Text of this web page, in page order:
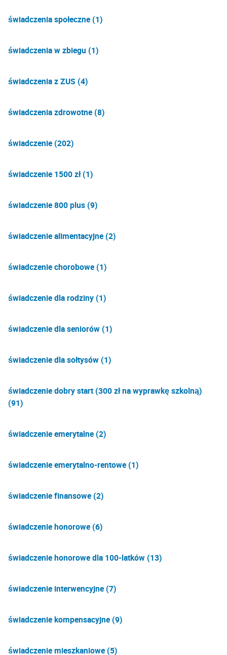
świadczenia społeczne (1)
świadczenia w zbiegu (1)
świadczenia z ZUS (4)
świadczenia zdrowotne (8)
świadczenie (202)
świadczenie 1500 zł (1)
świadczenie 800 plus (9)
świadczenie alimentacyjne (2)
świadczenie chorobowe (1)
świadczenie dla rodziny (1)
świadczenie dla seniorów (1)
świadczenie dla sołtysów (1)
świadczenie dobry start (300 zł na wyprawkę szkolną)
(91)
świadczenie emerytalne (2)
świadczenie emerytalno-rentowe (1)
świadczenie finansowe (2)
świadczenie honorowe (6)
świadczenie honorowe dla 100-latków (13)
świadczenie interwencyjne (7)
świadczenie kompensacyjne (9)
świadczenie mieszkaniowe (5)